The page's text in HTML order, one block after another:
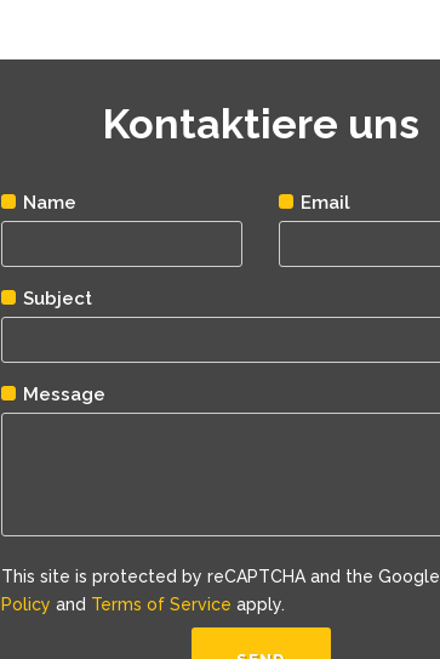
Kontaktiere uns
Name Email
Subject
Message
This site is protected by reCAPTCHA and the Google
Policy and Terms of Service apply.